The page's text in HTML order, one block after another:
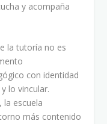
y acompaña
la tutoría no es
con identidad
lo vincular.
la escuela
más contenido